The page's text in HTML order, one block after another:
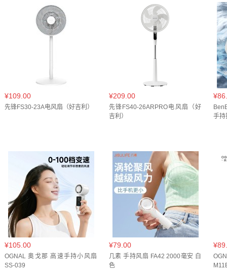
【FA23-SRDUI139】语音+遥控+触控( 台式轻音低
¥109.00
先锋FS30-23A电风扇（好吉利）
¥209.00
先锋FS40-26ARPRO电风扇（好
吉利）
手持
¥105.00
OGNAL 奥戈那 高速手持小风扇
SS-039
¥79.00
几素 手持风扇 FA42 2000毫安 白
色